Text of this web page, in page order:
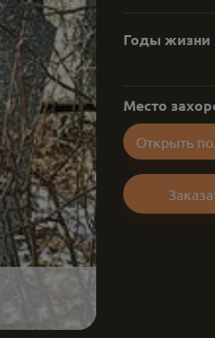
Годы жизни
Место
Открыть